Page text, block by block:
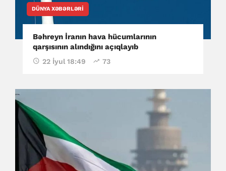
DÜNYA XƏBƏRLƏRI
Bəhreyn İranın hava hücumlarının
qarşısının alındığını açıqlayıb
22 İyul 18:49 73